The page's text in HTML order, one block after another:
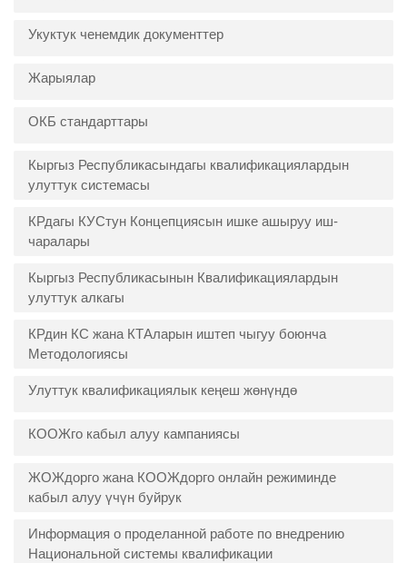
Укуктук ченемдик документтер
Жарыялар
ОКБ стандарттары
Кыргыз Республикасындагы квалификациялардын
улуттук системасы
КРдагы КУСтун Концепциясын ишке ашыруу иш-
чаралары
Кыргыз Республикасынын Квалификациялардын
улуттук алкагы
КРдин КС жана КТАларын иштеп чыгуу боюнча
Методологиясы
Улуттук квалификациялык кеңеш жөнүндө
КООЖго кабыл алуу кампаниясы
ЖОЖдорго жана КООЖдорго онлайн режиминде
кабыл алуу үчүн буйрук
Информация о проделанной работе по внедрению
Национальной системы квалификации